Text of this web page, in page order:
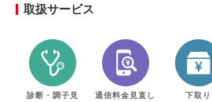
取扱サービス
診断・調子見 通信料金見直し 下取り